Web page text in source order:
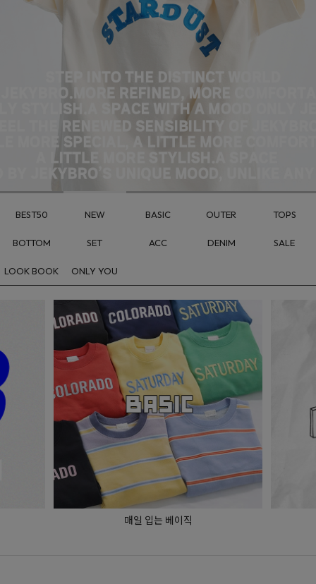
BEST50 NEW BASIC OUTER TOPS
BOTTOM SET ACC DENIM SALE
LOOK BOOK ONLY YOU
매일 입는 베이직